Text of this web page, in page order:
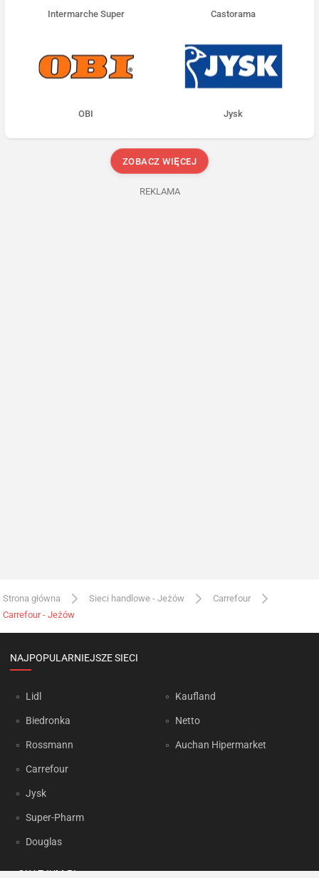
Intermarche Super Castorama
OBI Jysk
ZOBACZ WIĘCEJ
REKLAMA
Strona główna Sieci handlowe - Jeżów
Carrefour
Carrefour - Jeżów
NAJPOPULARNIEJSZE SIECI
Lidl
Biedronka
Rossmann
Carrefour
Jysk
Super-Pharm
Douglas
Kaufland
Netto
Auchan Hipermarket
OKAZJUM.PL